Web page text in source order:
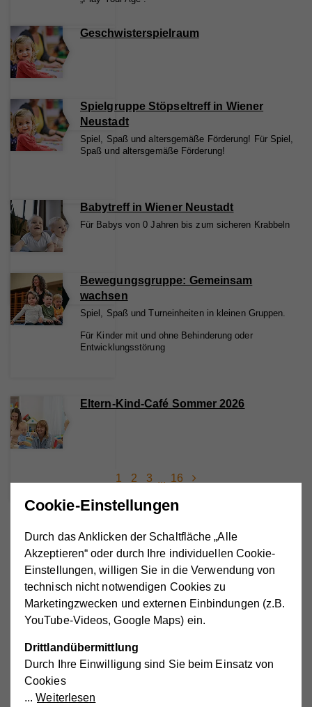
Geschwisterspielraum
Spielgruppe Stöpseltreff in Wiener
Neustadt
Spiel, Spaß und altersgemäße Förderung! Für Spiel,
Spaß und altersgemäße Förderung!
Babytreff in Wiener Neustadt
Für Babys von 0 Jahren bis zum sicheren Krabbeln
Bewegungsgruppe: Gemeinsam
wachsen
Spiel, Spaß und Turneinheiten in kleinen Gruppen.
Für Kinder mit und ohne Behinderung oder
Entwicklungsstörung
Eltern-Kind-Café Sommer 2026
1 2 3 ... 16
Zeitleiste: Chronik des Vereins
Hilfswerk Falkenstein
1983
1986
Gründung unter der Obfrau Maria
Cookie-Einstellungen
Durch das Anklicken der Schaltfläche „Alle
Akzeptieren“ oder durch Ihre individuellen Cookie-
Einstellungen, willigen Sie in die Verwendung von
technisch nicht notwendigen Cookies zu
Marketingzwecken und externen Einbindungen (z.B.
YouTube-Videos, Google Maps) ein.
Drittlandübermittlung
Durch Ihre Einwilligung sind Sie beim Einsatz von
Cookies
Weiterlesen